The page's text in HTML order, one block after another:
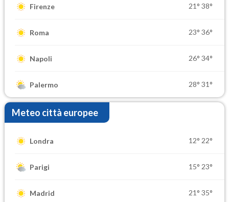
Firenze 21° 38°
Roma 23° 36°
Napoli 26° 34°
Palermo 28° 31°
Meteo città europee
Londra 12° 22°
Parigi 15° 23°
Madrid 21° 35°